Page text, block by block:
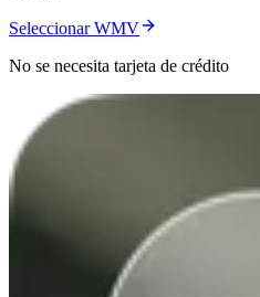
Seleccionar WMV
No se necesita tarjeta de crédito